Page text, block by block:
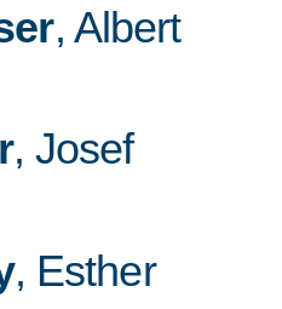
, Albert
, Josef
, Esther